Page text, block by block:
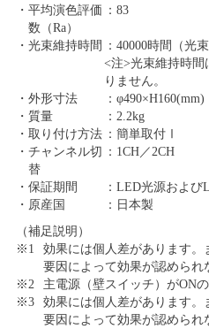
・ 平均演色評価
数（Ra）
： 83
・ 光束維持時間 ： 40000時間（光
<注>光束維持時間
りません。
・ 外形寸法 ： φ490×H160(mm)
・ 質量 ： 2.2kg
・ 取り付け方法 ： 簡単取付Ⅰ
・ チャンネル切
替
： 1CH／2CH
・ 保証期間 ： LED光源および
・ 原産国 ： 日本製
（補足説明）
※1
効果には個人差があります
要因によって効果が認められ
※2
主電源（壁スイッチ）がON
※3
効果には個人差があります
要因によって効果が認められ